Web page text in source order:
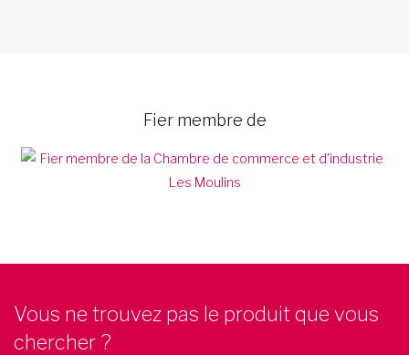
Fier membre de
Vous ne trouvez pas le produit que vous
chercher ?